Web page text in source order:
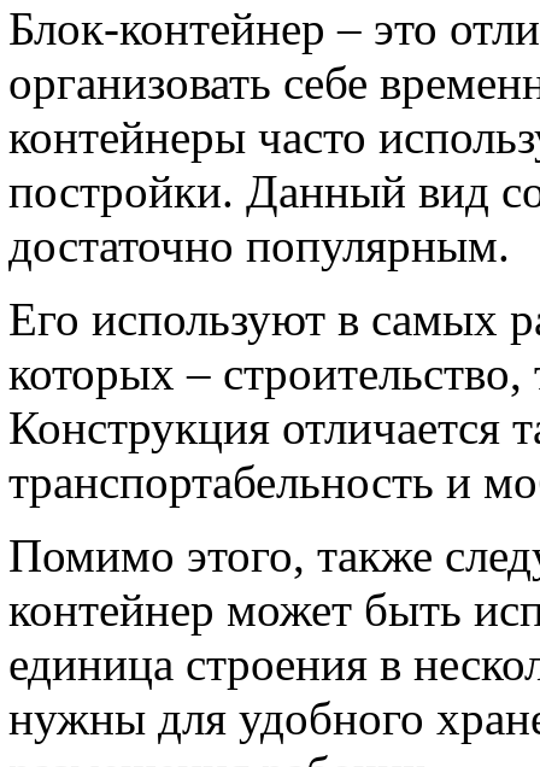
Блок-контейнер – это
организовать себе
контейнеры часто
постройки. Данный вид
достаточно популярным.
Его используют в самых
которых – строительство,
Конструкция отличается
транспортабельность и
Помимо этого, также
контейнер может быть
единица строения в
нужны для удобного